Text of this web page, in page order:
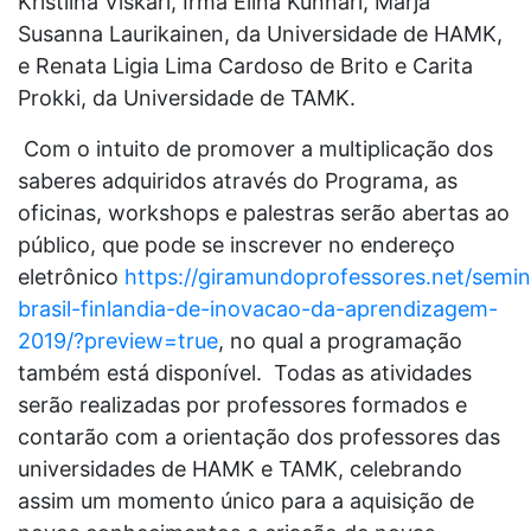
Susanna Laurikainen, da Universidade de HAMK,
e Renata Ligia Lima Cardoso de Brito e Carita
Prokki, da Universidade de TAMK.
Com o intuito de promover a multiplicação dos
saberes adquiridos através do Programa, as
oficinas, workshops e palestras serão abertas ao
público, que pode se inscrever no endereço
eletrônico https://giramundoprofessores.net/
brasil-finlandia-de-inovacao-da-aprendizagem-
2019/?preview=true, no qual a programação
também está disponível. Todas as atividades
serão realizadas por professores formados e
contarão com a orientação dos professores das
universidades de HAMK e TAMK, celebrando
assim um momento único para a aquisição de